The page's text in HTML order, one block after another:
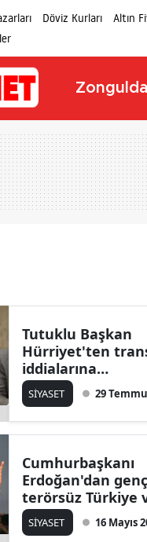
Döviz Kurları Altın
Tutuklu Başkan
Hürriyet'ten
iddialarına
cezaevinden net
“Paşa paşa
SİYASET 29
Cumhurbaşkanı
Erdoğan'dan
terörsüz Türkiye
verimli kaynak
kullanımı mesajı
SİYASET 16 Mayıs